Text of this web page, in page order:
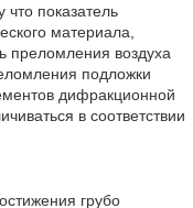
показатель
материала,
преломления воздуха
подложки
дифракционной
в соответствии
грубо